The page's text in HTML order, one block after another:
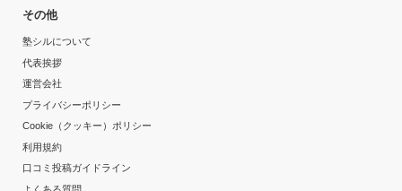
その他
塾シルについて
代表挨拶
運営会社
プライバシーポリシー
Cookie（クッキー）ポリシー
利用規約
口コミ投稿ガイドライン